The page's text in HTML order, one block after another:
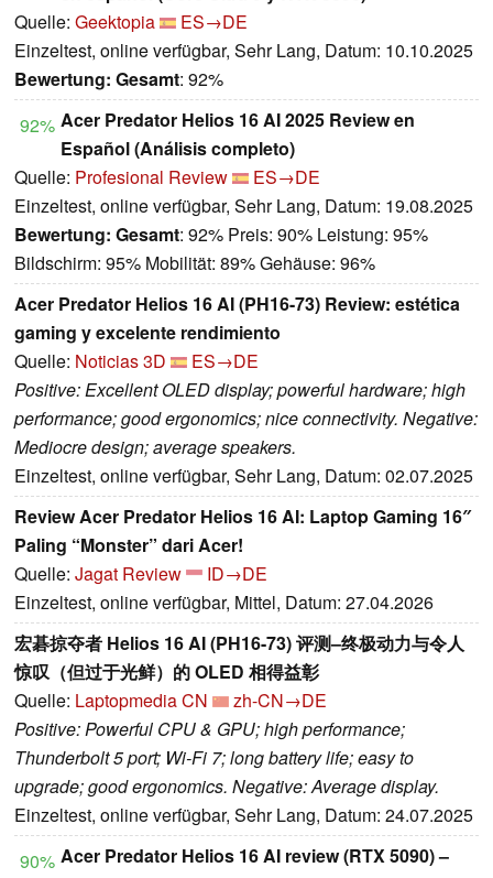
Quelle: Geektopia
ES→DE
Einzeltest, online verfügbar, Sehr Lang, Datum: 10.10.2025
Bewertung: Gesamt: 92%
92% Acer Predator Helios 16 AI 2025 Review en
Español (Análisis completo)
Quelle: Profesional Review
ES→DE
Einzeltest, online verfügbar, Sehr Lang, Datum: 19.08.2025
Bewertung: Gesamt: 92% Preis: 90% Leistung: 95%
Bildschirm: 95% Mobilität: 89% Gehäuse: 96%
Acer Predator Helios 16 AI (PH16-73) Review: estética
gaming y excelente rendimiento
Quelle: Noticias 3D
ES→DE
Positive: Excellent OLED display; powerful hardware; high
performance; good ergonomics; nice connectivity. Negative:
Mediocre design; average speakers.
Einzeltest, online verfügbar, Sehr Lang, Datum: 02.07.2025
Review Acer Predator Helios 16 AI: Laptop Gaming 16″
Paling “Monster” dari Acer!
Quelle: Jagat Review
ID→DE
Einzeltest, online verfügbar, Mittel, Datum: 27.04.2026
宏碁掠夺者 Helios 16 AI (PH16-73) 评测–终极动力与令人
惊叹（但过于光鲜）的 OLED 相得益彰
Quelle: Laptopmedia CN
zh-CN→DE
Positive: Powerful CPU & GPU; high performance;
Thunderbolt 5 port; Wi-Fi 7; long battery life; easy to
upgrade; good ergonomics. Negative: Average display.
Einzeltest, online verfügbar, Sehr Lang, Datum: 24.07.2025
90% Acer Predator Helios 16 AI review (RTX 5090) –